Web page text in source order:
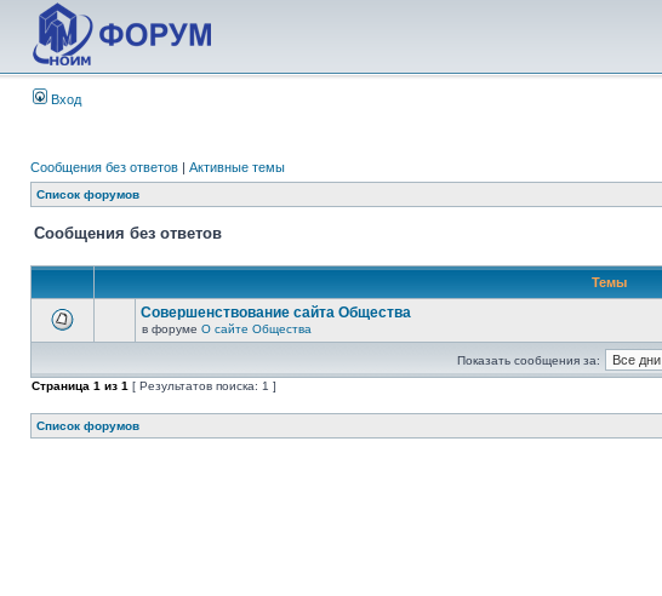
Вход
Сообщения без ответов | Активные темы
Список форумов
Сообщения без ответов
Темы
Совершенствование сайта Общества
в форуме О сайте Общества
Показать сообщения за:
Страница 1 из 1 [ Результатов поиска: 1 ]
Список форумов